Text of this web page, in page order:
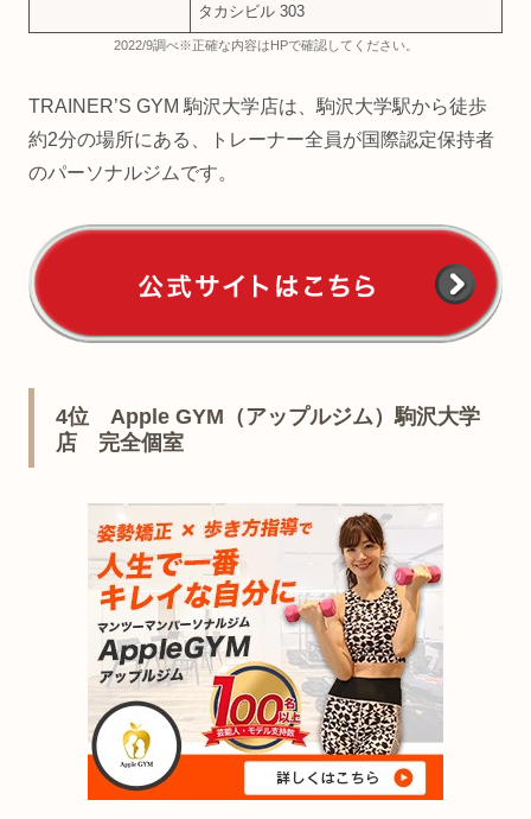
タカシビル 303
2022/9調べ※正確な内容はHPで確認してください。
TRAINER’S GYM 駒沢大学店は、駒沢大学駅から徒歩
約2分の場所にある、トレーナー全員が国際認定保持者
のパーソナルジムです。
4位 Apple GYM（アップルジム）駒沢大学
店 完全個室